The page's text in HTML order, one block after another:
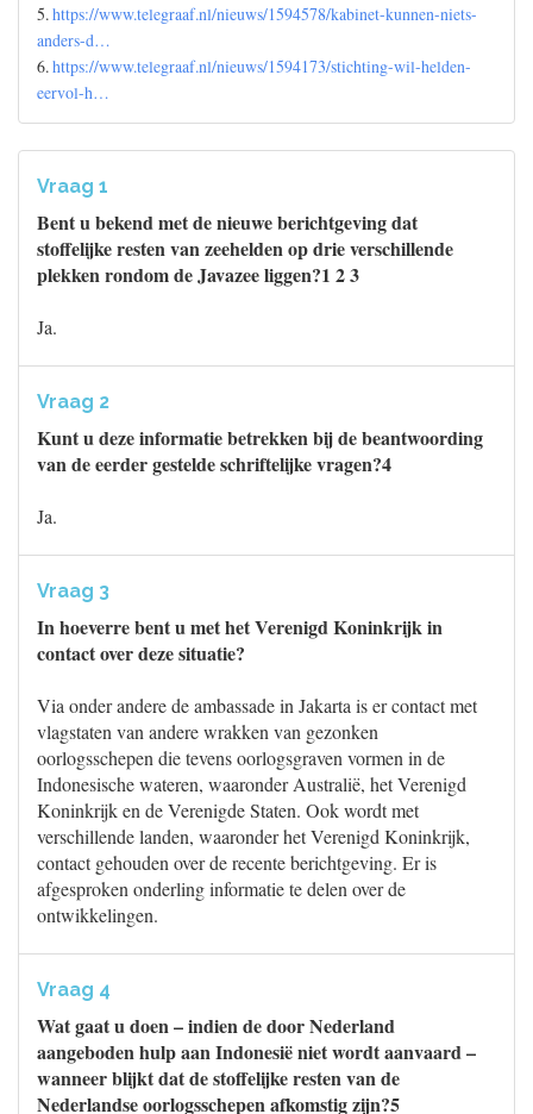
5.https://www.telegraaf.nl/nieuws/1594578/kabinet-kunnen-niets-
anders-d…
6.https://www.telegraaf.nl/nieuws/1594173/stichting-wil-helden-
eervol-h…
Vraag 1
Bent u bekend met de nieuwe berichtgeving dat
stoffelijke resten van zeehelden op drie verschillende
plekken rondom de Javazee liggen?1 2 3
Ja.
Vraag 2
Kunt u deze informatie betrekken bij de beantwoording
van de eerder gestelde schriftelijke vragen?4
Ja.
Vraag 3
In hoeverre bent u met het Verenigd Koninkrijk in
contact over deze situatie?
Via onder andere de ambassade in Jakarta is er contact met
vlagstaten van andere wrakken van gezonken
oorlogsschepen die tevens oorlogsgraven vormen in de
Indonesische wateren, waaronder Australië, het Verenigd
Koninkrijk en de Verenigde Staten. Ook wordt met
verschillende landen, waaronder het Verenigd Koninkrijk,
contact gehouden over de recente berichtgeving. Er is
afgesproken onderling informatie te delen over de
ontwikkelingen.
Vraag 4
Wat gaat u doen – indien de door Nederland
aangeboden hulp aan Indonesië niet wordt aanvaard –
wanneer blijkt dat de stoffelijke resten van de
Nederlandse oorlogsschepen afkomstig zijn?5